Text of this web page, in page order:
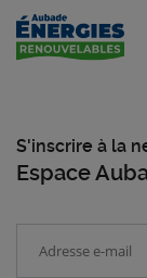
S'inscrire à la
Espace